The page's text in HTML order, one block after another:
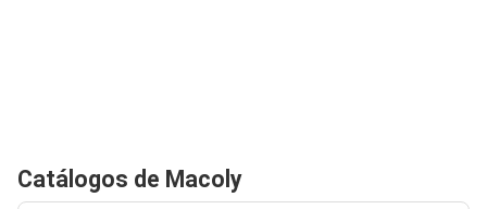
Catálogos de Macoly